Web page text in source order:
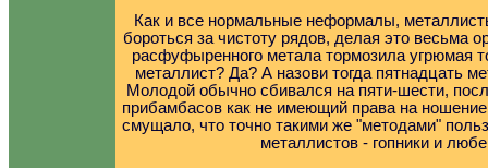
Как и все нормальные неформалы,
бороться за чистоту рядов, делая это весьма
расфуфыренного метала тормозила угрюмая
металлист? Да? А назови тогда пятнадцать
Молодой обычно сбивался на пяти-шести,
прибамбасов как не имеющий права на
смущало, что точно такими же "методами"
металлистов - гопники и